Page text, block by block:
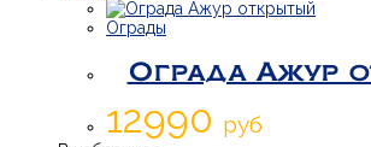
Ограды
Ограда Ажур
12990 руб